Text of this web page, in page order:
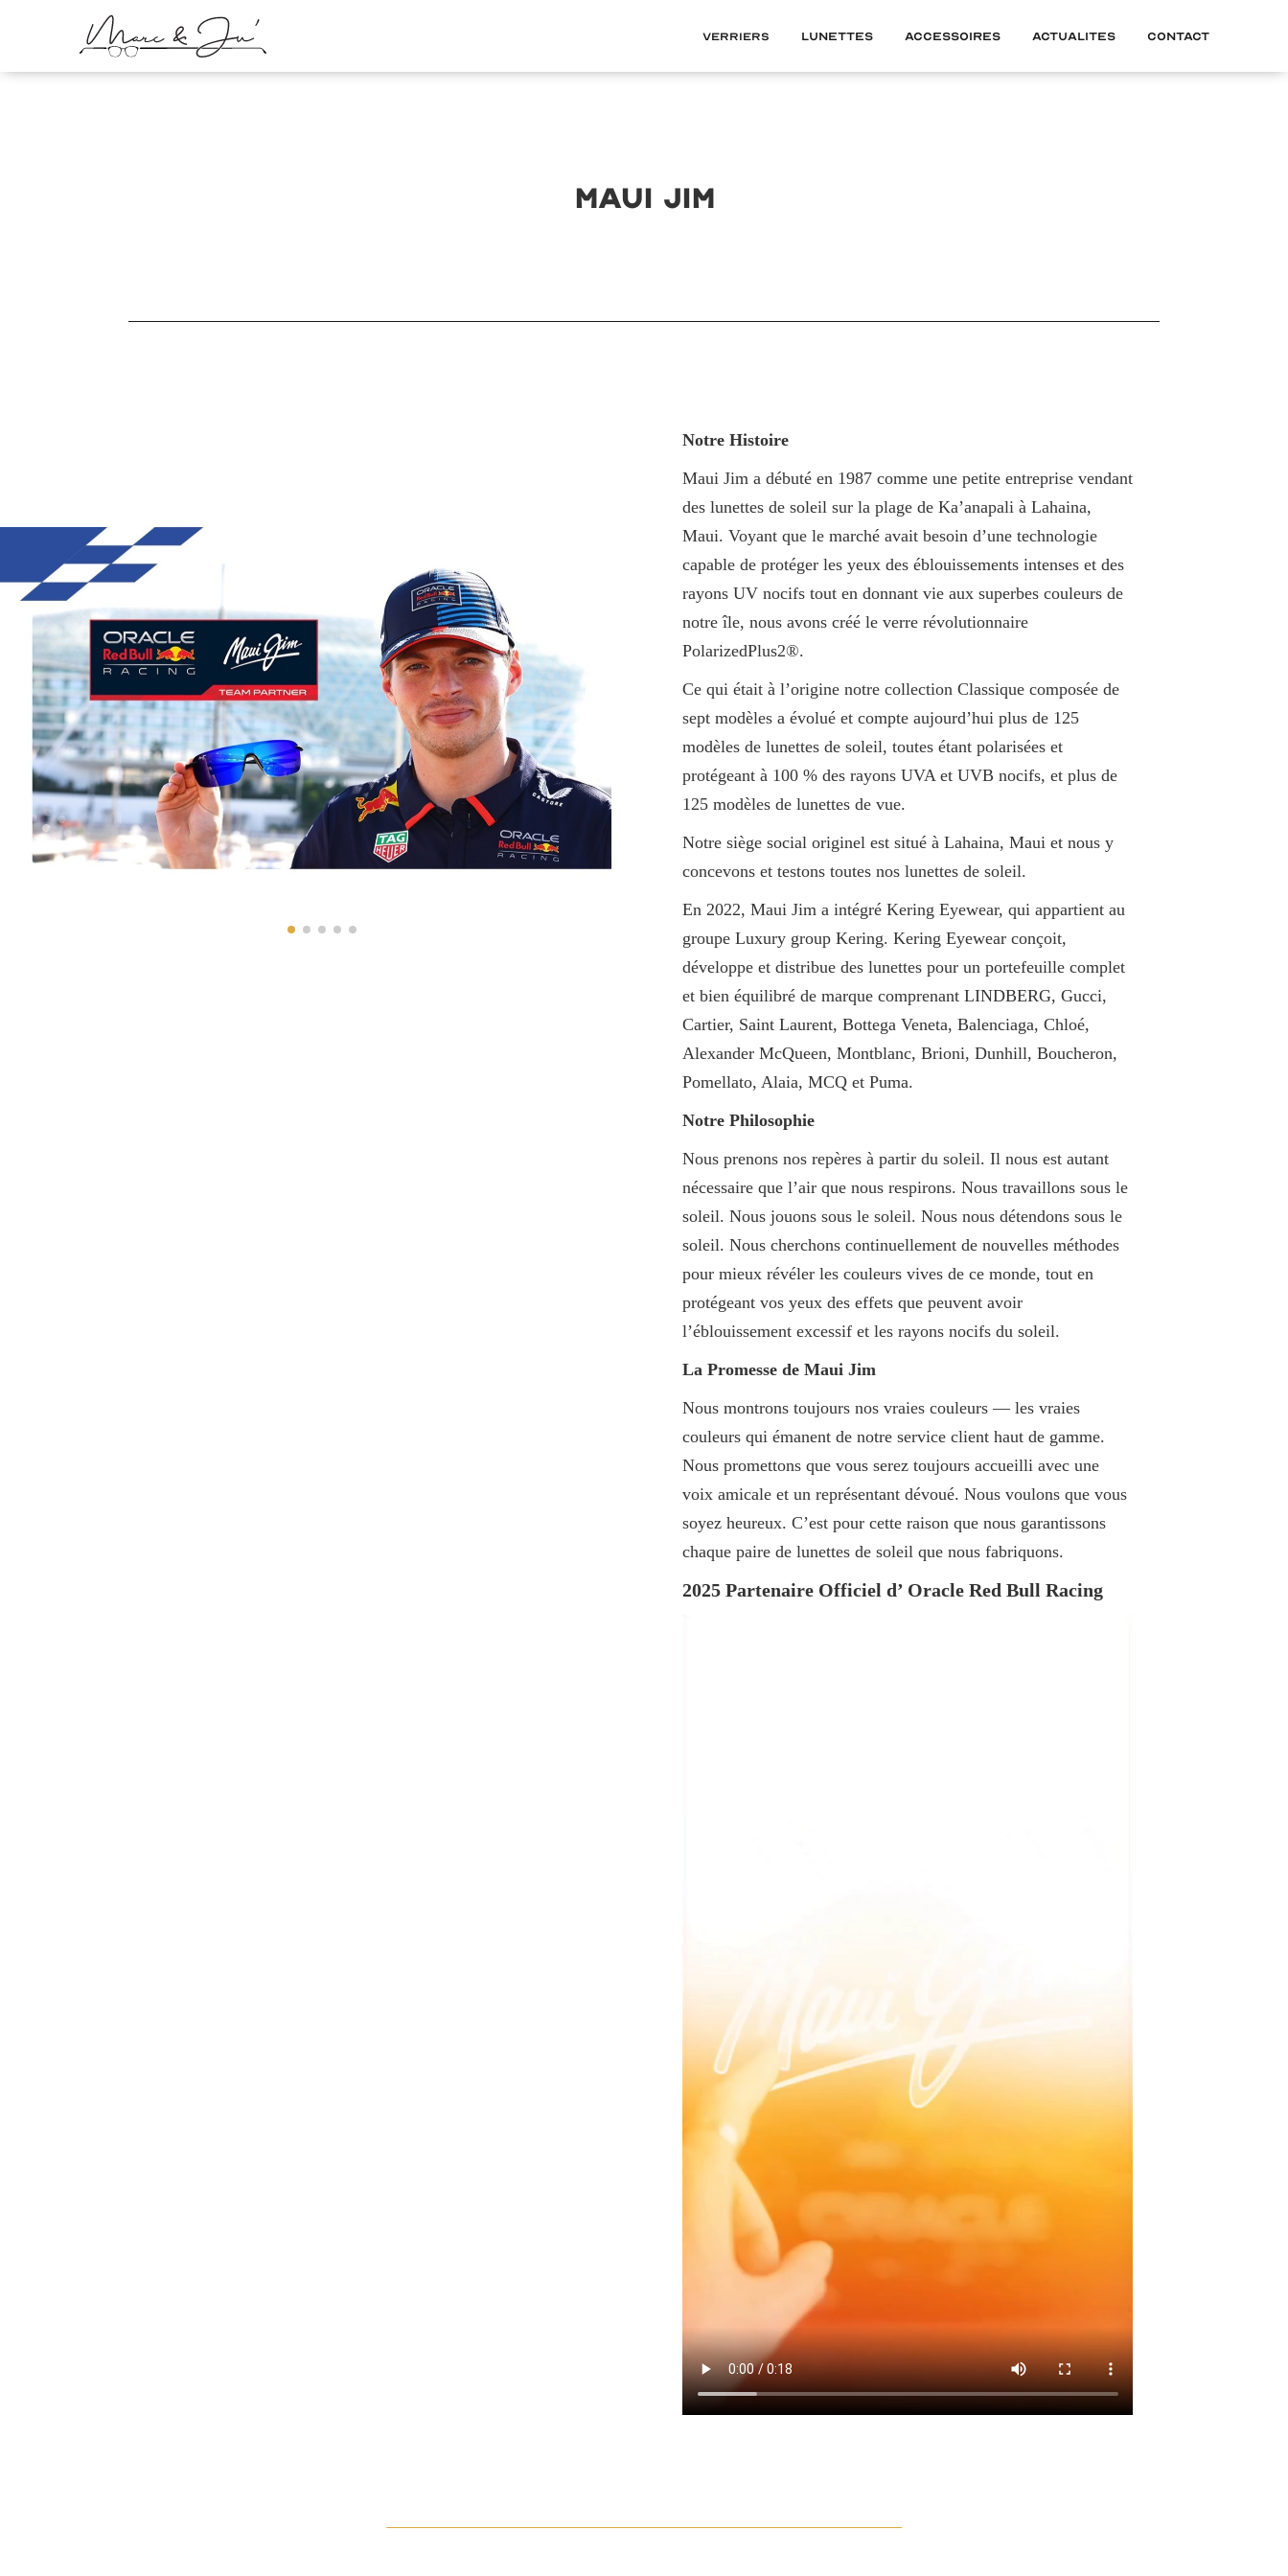
Verriers Lunettes Accessoires Actualites Contact
MAUI JIM
Notre Histoire
Maui Jim a débuté en 1987 comme une petite entreprise vendant
des lunettes de soleil sur la plage de Ka’anapali à Lahaina,
Maui. Voyant que le marché avait besoin d’une technologie
capable de protéger les yeux des éblouissements intenses et des
rayons UV nocifs tout en donnant vie aux superbes couleurs de
notre île, nous avons créé le verre révolutionnaire
PolarizedPlus2®.
Ce qui était à l’origine notre collection Classique composée de
sept modèles a évolué et compte aujourd’hui plus de 125
modèles de lunettes de soleil, toutes étant polarisées et
protégeant à 100 % des rayons UVA et UVB nocifs, et plus de
125 modèles de lunettes de vue.
Notre siège social originel est situé à Lahaina, Maui et nous y
concevons et testons toutes nos lunettes de soleil.
En 2022, Maui Jim a intégré Kering Eyewear, qui appartient au
groupe Luxury group Kering. Kering Eyewear conçoit,
développe et distribue des lunettes pour un portefeuille complet
et bien équilibré de marque comprenant LINDBERG, Gucci,
Cartier, Saint Laurent, Bottega Veneta, Balenciaga, Chloé,
Alexander McQueen, Montblanc, Brioni, Dunhill, Boucheron,
Pomellato, Alaia, MCQ et Puma.
Notre Philosophie
Nous prenons nos repères à partir du soleil. Il nous est autant
nécessaire que l’air que nous respirons. Nous travaillons sous le
soleil. Nous jouons sous le soleil. Nous nous détendons sous le
soleil. Nous cherchons continuellement de nouvelles méthodes
pour mieux révéler les couleurs vives de ce monde, tout en
protégeant vos yeux des effets que peuvent avoir
l’éblouissement excessif et les rayons nocifs du soleil.
La Promesse de Maui Jim
Nous montrons toujours nos vraies couleurs — les vraies
couleurs qui émanent de notre service client haut de gamme.
Nous promettons que vous serez toujours accueilli avec une
voix amicale et un représentant dévoué. Nous voulons que vous
soyez heureux. C’est pour cette raison que nous garantissons
chaque paire de lunettes de soleil que nous fabriquons.
2025 Partenaire Officiel d’ Oracle Red Bull Racing